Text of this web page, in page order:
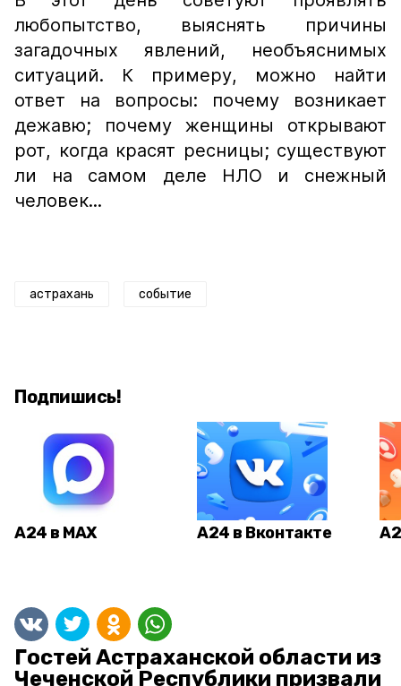
любопытство, выяснять причины
загадочных явлений, необъяснимых
ситуаций. К примеру, можно найти
ответ на вопросы: почему возникает
дежавю; почему женщины открывают
рот, когда красят ресницы; существуют
ли на самом деле НЛО и снежный
человек...
астрахань событие
Подпишись!
А24 в MAX А24 в Вконтакте
Гостей Астраханской области из
Чеченской Республики призвали